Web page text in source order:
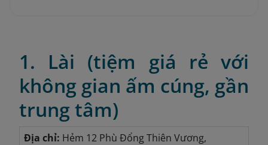
1. Lài (tiệm giá rẻ với
không gian ấm cúng, gần
trung tâm)
Địa chỉ: Hẻm 12 Phù Đổng Thiên Vương,